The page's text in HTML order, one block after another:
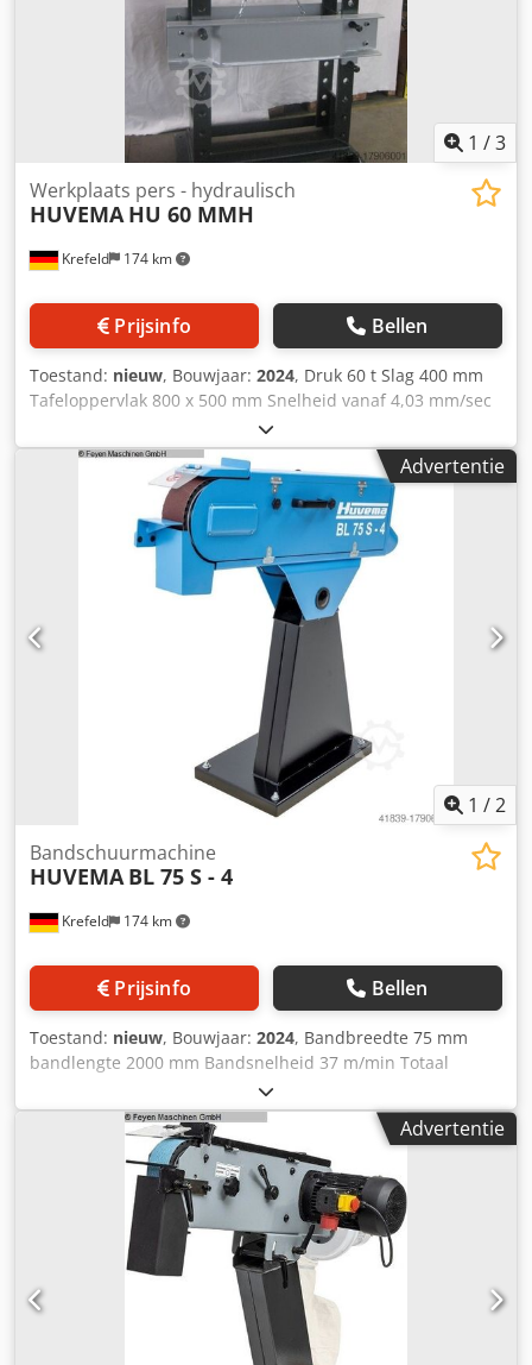
1 /3
Krefeld 174 km
Werkplaats pers - hydraulisch
HUVEMA HU 60 MMH
Prijsinfo Bellen
Toestand: nieuw, Bouwjaar: 2024, Druk 60 t Slag 400 mm
Tafeloppervlak 800 x 500 mm Snelheid vanaf 4,03 mm/sec
Snelheid tot 5,82 mm/sec Kolomdoorgang 820 mm Max.
oliedruk in werkcilinder 400 bar Olie-inhoud 26 liter
Spanning 400 V / 50 Hz Totaal benodigd vermogen 3 kW
Machinegewicht ca. 0,55 ton Benodigde ruimte ca. 1,5 x 0,9
x 2,1 m Werkplaatspers, Dksdpfx Aiovcrmvjior Handmatige
en hydraulische bediening Perscilinder kan horizontaal
worden bewogen, Werktafel is in hoogte verstelbaar via
hydraulische cilinder, Cilinderdiameter 150 mm, diameter
zuigerbasis 85 mm,
Advertentie
1 /2
Krefeld 174 km
Bandschuurmachine
HUVEMA BL 75 S - 4
Prijsinfo Bellen
Toestand: nieuw, Bouwjaar: 2024, Bandbreedte 75 mm
bandlengte 2000 mm Bandsnelheid 37 m/min Totaal
benodigd vermogen 3 kW Machinegewicht ca. 0,084 t
Benodigde ruimte ca. 1x0,5x1 m Nieuwe machine
Djdpfxjvcrnaj Aiiokr
Advertentie